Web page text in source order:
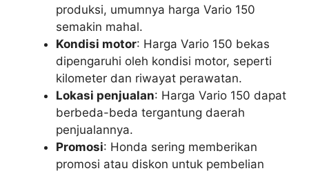
produksi, umumnya harga Vario 150
semakin mahal.
Kondisi motor: Harga Vario 150 bekas
dipengaruhi oleh kondisi motor, seperti
kilometer dan riwayat perawatan.
Lokasi penjualan: Harga Vario 150 dapat
berbeda-beda tergantung daerah
penjualannya.
Promosi: Honda sering memberikan
promosi atau diskon untuk pembelian